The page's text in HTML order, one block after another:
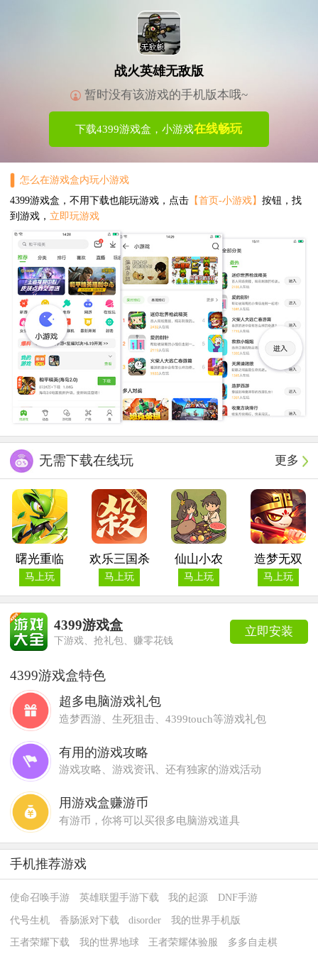
战火英雄无敌版
暂时没有该游戏的手机版本哦~
下载4399游戏盒，小游戏在线畅玩
怎么在游戏盒内玩小游戏
4399游戏盒，不用下载也能玩游戏，点击【首页-小游戏】 按钮，找
到游戏， 立即玩游戏
更多
无需下载在线玩
曙光重临
马上玩
欢乐三国杀
马上玩
仙山小农
马上玩
造梦无双
马上玩
立即安装
4399游戏盒
下游戏、抢礼包、赚零花钱
4399游戏盒特色
超多电脑游戏礼包
造梦西游、生死狙击、4399touch等游戏礼包
有用的游戏攻略
游戏攻略、游戏资讯、还有独家的游戏活动
用游戏盒赚游币
有游币，你将可以买很多电脑游戏道具
手机推荐游戏
使命召唤手游 英雄联盟手游下载 我的起源 DNF手游
代号生机 香肠派对下载 disorder 我的世界手机版
王者荣耀下载 我的世界地球 王者荣耀体验服 多多自走棋